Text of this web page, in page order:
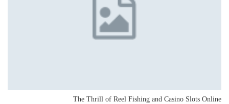
The Thrill of Reel Fishing and Casino Slots Online